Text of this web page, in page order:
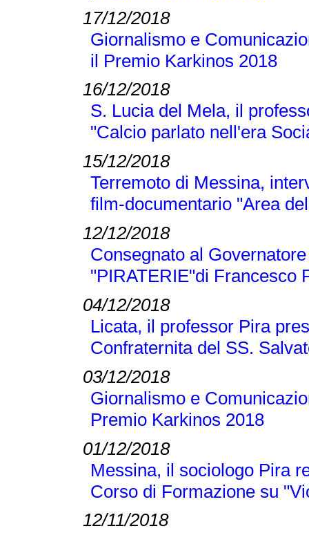
17/12/2018
Giornalismo e
il Premio Karkinos 2018
16/12/2018
S. Lucia del Mela, il
"Calcio parlato nell'era
15/12/2018
Terremoto di Messina,
film-documentario "Area
12/12/2018
Consegnato al
"PIRATERIE"di Francesco
04/12/2018
Licata, il professor Pira
Confraternita del SS.
03/12/2018
Giornalismo e
Premio Karkinos 2018
01/12/2018
Messina, il sociologo Pira
Corso di Formazione su
12/11/2018